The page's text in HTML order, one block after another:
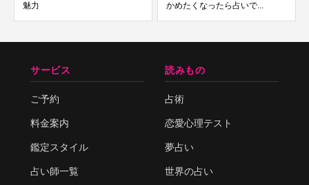
魅力
かめたくなったら占いで...
サービス
ご予約
料金案内
鑑定スタイル
占い師一覧
読みもの
占術
恋愛心理テスト
夢占い
世界の占い